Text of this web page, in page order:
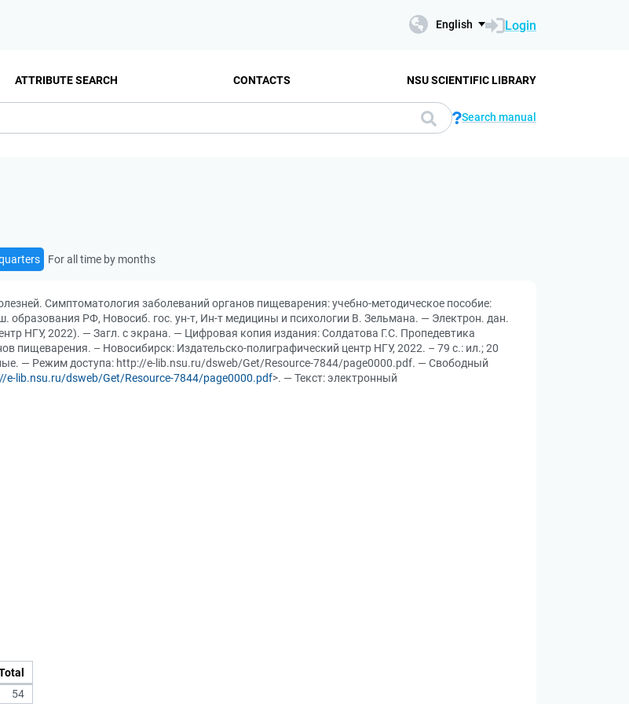
English Login
ATTRIBUTE SEARCH CONTACTS NSU SCIENTIFIC LIBRARY
Search manual
For all time by months
Симптоматология заболеваний органов пищеварения: учебно-методическое пособие:
образования РФ, Новосиб. гос. ун-т, Ин-т медицины и психологии В. Зельмана. — Электрон. дан.
НГУ, 2022). — Загл. с экрана. — Цифровая копия издания: Солдатова Г.С. Пропедевтика
пищеварения. – Новосибирск: Издательско-полиграфический центр НГУ, 2022. – 79 с.: ил.; 20
— Режим доступа: http://e-lib.nsu.ru/dsweb/Get/Resource-7844/page0000.pdf. — Свободный
e-lib.nsu.ru/dsweb/Get/Resource-7844/page0000.pdf>. — Текст: электронный
54